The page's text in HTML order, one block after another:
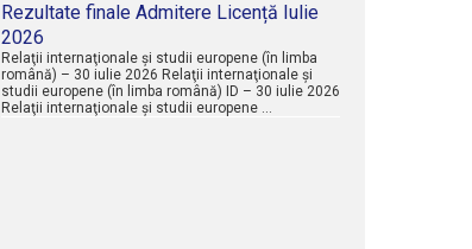
Rezultate finale Admitere Licență Iulie
2026
Relaţii internaţionale şi studii europene (în limba
română) – 30 iulie 2026 Relaţii internaţionale şi
studii europene (în limba română) ID – 30 iulie 2026
Relaţii internaţionale şi studii europene …